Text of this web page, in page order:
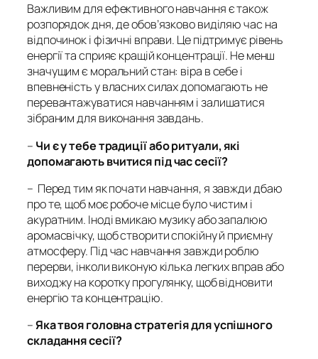
Важливим для ефективного навчання є також
розпорядок дня, де обов’язково виділяю час на
відпочинок і фізичні вправи. Це підтримує рівень
енергії та сприяє кращій концентрації. Не менш
значущим є моральний стан: віра в себе і
впевненість у власних силах допомагають не
перевантажуватися навчанням і залишатися
зібраним для виконання завдань.
– Чи є у тебе традиції або ритуали, які
допомагають вчитися під час сесії?
– Перед тим як почати навчання, я завжди дбаю
про те, щоб моє робоче місце було чистим і
акуратним. Іноді вмикаю музику або запалюю
аромасвічку, щоб створити спокійну й приємну
атмосферу. Під час навчання завжди роблю
перерви, інколи виконую кілька легких вправ або
виходжу на коротку прогулянку, щоб відновити
енергію та концентрацію.
–Яка твоя головна стратегія для успішного
складання сесії?